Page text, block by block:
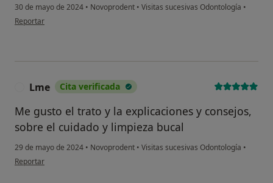
30 de mayo de 2024 • Novoprodent • Visitas sucesivas Odontología •
en opinión del usuario Míriam
Reportar
Lme Cita verificada
Me gusto el trato y la explicaciones y consejos,
sobre el cuidado y limpieza bucal
29 de mayo de 2024 • Novoprodent • Visitas sucesivas Odontología •
en opinión del usuario Lme
Reportar